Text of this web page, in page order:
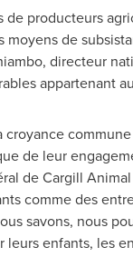
de producteurs
moyens de
, directeur
appartenant
de leur
de Cargill
comme des
savons, nous
enfants, les